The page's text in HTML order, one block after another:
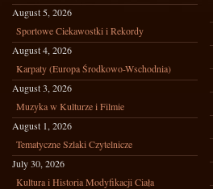
August 5, 2026
Sportowe Ciekawostki i Rekordy
August 4, 2026
Karpaty (Europa Środkowo-Wschodnia)
August 3, 2026
Muzyka w Kulturze i Filmie
August 1, 2026
Tematyczne Szlaki Czytelnicze
July 30, 2026
Kultura i Historia Modyfikacji Ciała